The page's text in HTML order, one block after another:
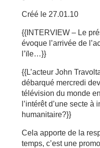
Créé le 27.01.10
{{INTERVIEW – Le
évoque l’arrivée de
l’ïle…}}
{{L’acteur John
débarqué mercredi
télévision du monde
l’intérêt d’une secte à
humanitaire?}}
Cela apporte de la
temps, c’est une